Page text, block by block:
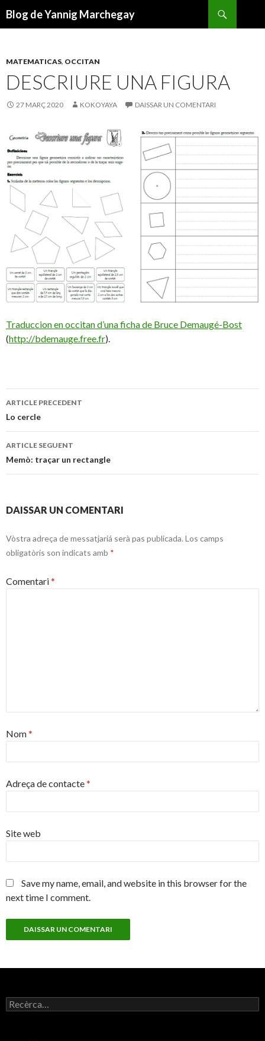
Blog de Yannig Marchegay
PRINCIPAL
MATEMATICAS, OCCITAN
DESCRIURE UNA FIGURA
27 MARÇ 2020 KOKOYAYA DAISSAR UN COMENTARI
Traduccion en occitan d’una ficha de Bruce Demaugé-Bost
(http://bdemauge.free.fr).
Navigacion
dels
articles
ARTICLE PRECEDENT
Lo cercle
ARTICLE SEGUENT
Memò: traçar un rectangle
DAISSAR UN COMENTARI
Vòstra adreça de messatjariá serà pas publicada.Los camps
obligatòris son indicats amb *
Comentari*
Nom*
Adreça de contacte*
Site web
Save my name, email, and website in this browser for the
next time I comment.
Recercar :